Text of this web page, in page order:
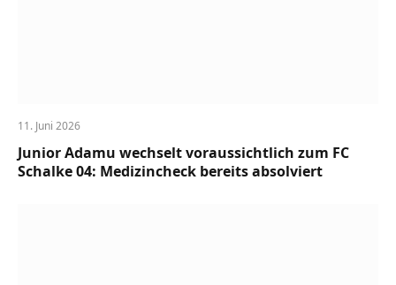
11. Juni 2026
Junior Adamu wechselt voraussichtlich zum FC
Schalke 04: Medizincheck bereits absolviert